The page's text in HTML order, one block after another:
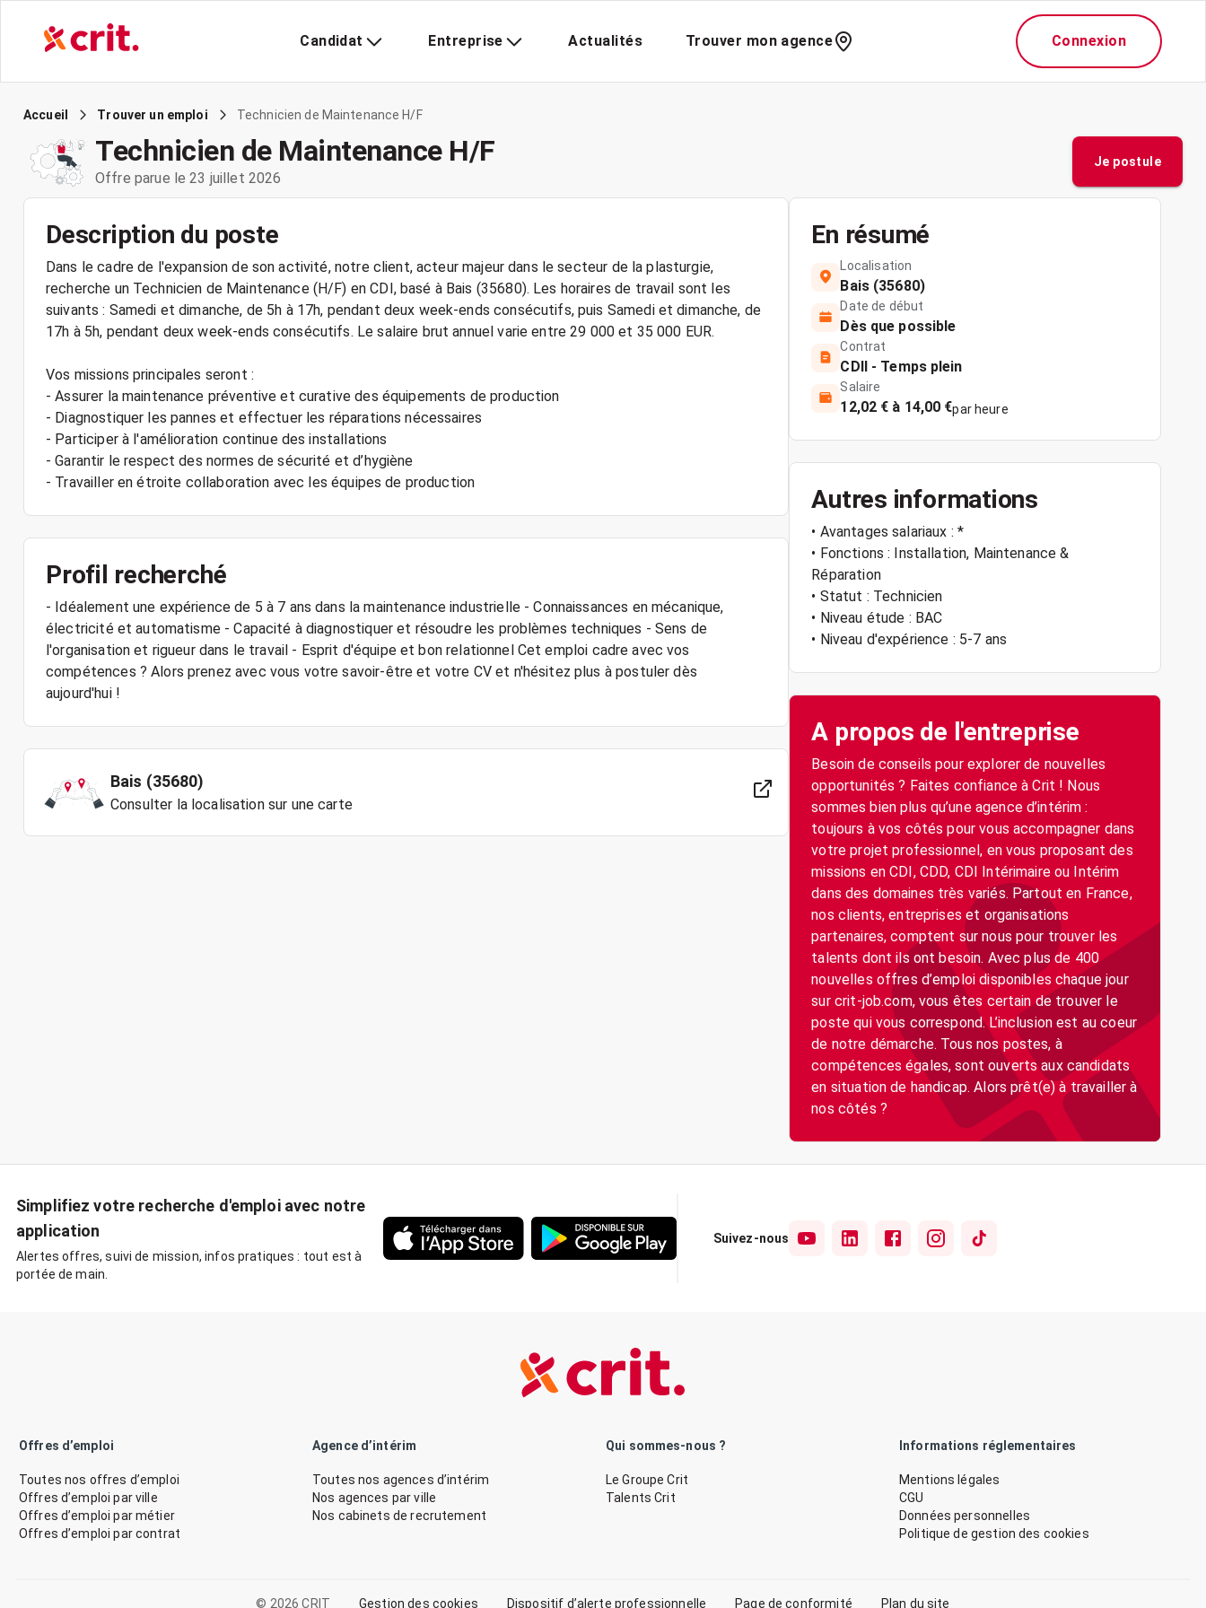
Candidat Entreprise Actualités Trouver mon agence Connexion
Accueil Trouver un emploi Technicien de Maintenance H/F
Technicien de Maintenance H/F
Offre parue le 23 juillet 2026
Je postule
Description du poste
Dans le cadre de l'expansion de son activité, notre client, acteur majeur dans le secteur de la plasturgie,
recherche un Technicien de Maintenance (H/F) en CDI, basé à Bais (35680). Les horaires de travail sont les
suivants : Samedi et dimanche, de 5h à 17h, pendant deux week-ends consécutifs, puis Samedi et dimanche, de
17h à 5h, pendant deux week-ends consécutifs. Le salaire brut annuel varie entre 29 000 et 35 000 EUR.
Vos missions principales seront :
- Assurer la maintenance préventive et curative des équipements de production
- Diagnostiquer les pannes et effectuer les réparations nécessaires
- Participer à l'amélioration continue des installations
- Garantir le respect des normes de sécurité et d’hygiène
- Travailler en étroite collaboration avec les équipes de production
Profil recherché
- Idéalement une expérience de 5 à 7 ans dans la maintenance industrielle - Connaissances en mécanique,
électricité et automatisme - Capacité à diagnostiquer et résoudre les problèmes techniques - Sens de
l'organisation et rigueur dans le travail - Esprit d'équipe et bon relationnel Cet emploi cadre avec vos
compétences ? Alors prenez avec vous votre savoir-être et votre CV et n'hésitez plus à postuler dès
aujourd'hui !
Bais (35680)
Consulter la localisation sur une carte
En résumé
Localisation
Bais (35680)
Date de début
Dès que possible
Contrat
CDII - Temps plein
Salaire
12,02 € à 14,00 €par heure
Autres informations
• Avantages salariaux : *
• Fonctions : Installation, Maintenance &
Réparation
• Statut : Technicien
• Niveau étude : BAC
• Niveau d'expérience : 5-7 ans
A propos de l'entreprise
Besoin de conseils pour explorer de nouvelles
opportunités ? Faites confiance à Crit ! Nous
sommes bien plus qu’une agence d’intérim :
toujours à vos côtés pour vous accompagner dans
votre projet professionnel, en vous proposant des
missions en CDI, CDD, CDI Intérimaire ou Intérim
dans des domaines très variés. Partout en France,
nos clients, entreprises et organisations
partenaires, comptent sur nous pour trouver les
talents dont ils ont besoin. Avec plus de 400
nouvelles offres d’emploi disponibles chaque jour
sur crit-job.com, vous êtes certain de trouver le
poste qui vous correspond. L’inclusion est au coeur
de notre démarche. Tous nos postes, à
compétences égales, sont ouverts aux candidats
en situation de handicap. Alors prêt(e) à travailler à
nos côtés ?
Simplifiez votre recherche d'emploi avec notre
application
Alertes offres, suivi de mission, infos pratiques : tout est à
portée de main.
Suivez-nous
Offres d’emploi
Toutes nos offres d’emploi
Offres d’emploi par ville
Offres d’emploi par métier
Offres d’emploi par contrat
Agence d’intérim
Toutes nos agences d’intérim
Nos agences par ville
Nos cabinets de recrutement
Qui sommes-nous ?
Le Groupe Crit
Talents Crit
Informations réglementaires
Mentions légales
CGU
Données personnelles
Politique de gestion des cookies
© 2026 CRIT Gestion des cookies Dispositif d’alerte professionnelle Page de conformité Plan du site